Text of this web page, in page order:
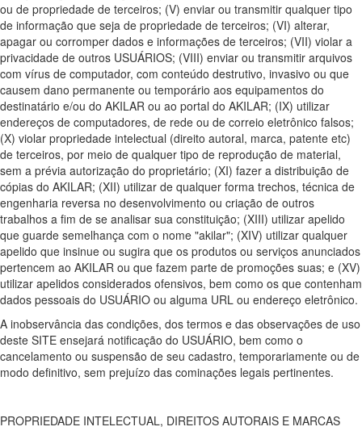
ou de propriedade de terceiros; (V) enviar ou transmitir qualquer tipo
de informação que seja de propriedade de terceiros; (VI) alterar,
apagar ou corromper dados e informações de terceiros; (VII) violar a
privacidade de outros USUÁRIOS; (VIII) enviar ou transmitir arquivos
com vírus de computador, com conteúdo destrutivo, invasivo ou que
causem dano permanente ou temporário aos equipamentos do
destinatário e/ou do AKILAR ou ao portal do AKILAR; (IX) utilizar
endereços de computadores, de rede ou de correio eletrônico falsos;
(X) violar propriedade intelectual (direito autoral, marca, patente etc)
de terceiros, por meio de qualquer tipo de reprodução de material,
sem a prévia autorização do proprietário; (XI) fazer a distribuição de
cópias do AKILAR; (XII) utilizar de qualquer forma trechos, técnica de
engenharia reversa no desenvolvimento ou criação de outros
trabalhos a fim de se analisar sua constituição; (XIII) utilizar apelido
que guarde semelhança com o nome "akilar"; (XIV) utilizar qualquer
apelido que insinue ou sugira que os produtos ou serviços anunciados
pertencem ao AKILAR ou que fazem parte de promoções suas; e (XV)
utilizar apelidos considerados ofensivos, bem como os que contenham
dados pessoais do USUÁRIO ou alguma URL ou endereço eletrônico.
A inobservância das condições, dos termos e das observações de uso
deste SITE ensejará notificação do USUÁRIO, bem como o
cancelamento ou suspensão de seu cadastro, temporariamente ou de
modo definitivo, sem prejuízo das cominações legais pertinentes.
PROPRIEDADE INTELECTUAL, DIREITOS AUTORAIS E MARCAS